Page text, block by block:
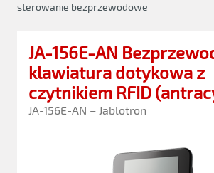
sterowanie bezprzewodowe
JA-156E-AN
klawiatura dotykowa z
czytnikiem RFID
JA-156E-AN – Jablotron